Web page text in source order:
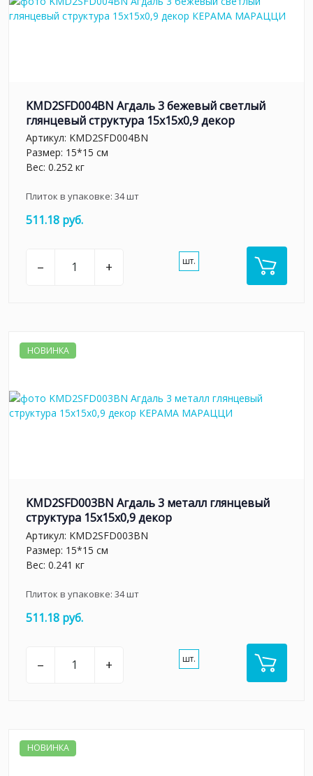
KMD2SFD004BN Агдаль 3 бежевый светлый
глянцевый структура 15x15x0,9 декор
Артикул: KMD2SFD004BN
Размер: 15*15 см
Вес: 0.252 кг
Плиток в упаковке: 34шт
511.18 руб.
– + шт.
НОВИНКА
KMD2SFD003BN Агдаль 3 металл глянцевый
структура 15x15x0,9 декор
Артикул: KMD2SFD003BN
Размер: 15*15 см
Вес: 0.241 кг
Плиток в упаковке: 34шт
511.18 руб.
– + шт.
НОВИНКА